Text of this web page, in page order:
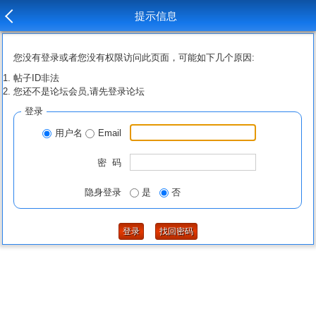
提示信息
您没有登录或者您没有权限访问此页面，可能如下几个原因:
帖子ID非法
您还不是论坛会员,请先登录论坛
登录
用户名 Email
密 码
隐身登录 是 否